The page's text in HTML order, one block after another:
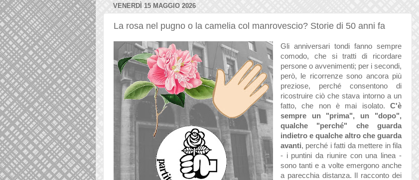
VENERDÌ 15 MAGGIO 2026
La rosa nel pugno o la camelia col manrovescio? Storie di 50 anni fa
Gli anniversari tondi fanno sempre
comodo, che si tratti di ricordare
persone o avvenimenti; per i secondi,
però, le ricorrenze sono ancora più
preziose, perché consentono di
ricostruire ciò che stava intorno a un
fatto, che non è mai isolato. C'è
sempre un "prima", un "dopo",
qualche "perché" che guarda
indietro e qualche altro che guarda
avanti, perché i fatti da mettere in fila
- i puntini da riunire con una linea -
sono tanti e a volte emergono anche
a parecchia distanza. Il racconto dei